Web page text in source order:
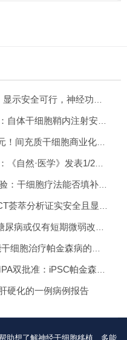
硬化的一例病例报告
助想了解神经干细胞移植、多能